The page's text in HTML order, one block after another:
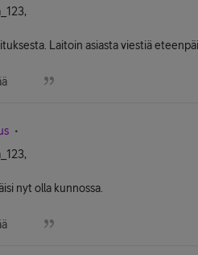
Laitoin asiasta viestiä
nyt olla kunnossa.